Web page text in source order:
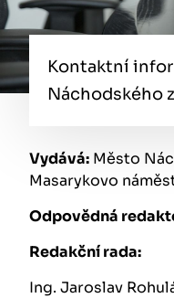
Kontaktní
Náchodského
Vydává: Město
Masarykovo
Odpovědná
Redakční rada:
Ing. Jaroslav